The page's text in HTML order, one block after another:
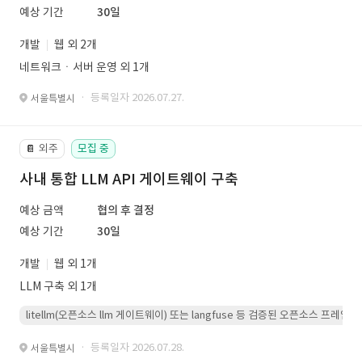
예상 기간
30일
개발
웹 외 2개
네트워크ㆍ서버 운영 외 1개
서울특별시 · 등록일자 2026.07.27.
📔 외주 모집 중
사내 통합 LLM API 게이트웨이 구축
예상 금액
협의 후 결정
예상 기간
30일
개발
웹 외 1개
LLM 구축 외 1개
litellm(오픈소스 llm 게이트웨이) 또는 langfuse 등 검증된 오픈소스 프레임워
서울특별시 · 등록일자 2026.07.28.